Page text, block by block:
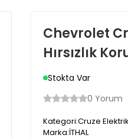
Chevrolet
Hırsızlık
Stokta Var
0 Yorum
Kategori:Cruze
Marka:İTHAL